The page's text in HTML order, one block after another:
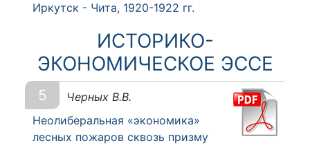
Иркутск - Чита, 1920-1922 гг.
ИСТОРИКО-
ЭКОНОМИЧЕСКОЕ ЭССЕ
5
Черных В.В.
Неолиберальная «экономика»
лесных пожаров сквозь призму